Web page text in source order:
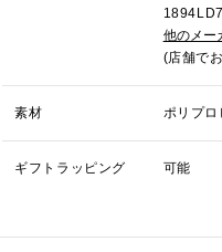
他のメー
(店舗で
素材 ポリプロ
ギフトラッピング 可能